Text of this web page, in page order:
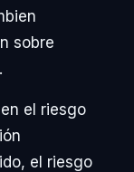
sobre
el riesgo
el riesgo